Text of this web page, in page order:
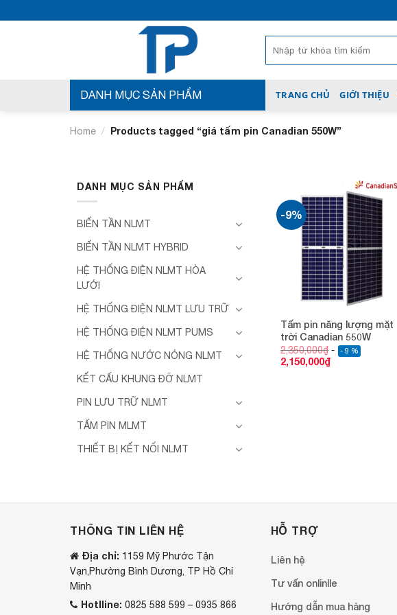
qua
for:
DANH MỤC SẢN PHẨM TRANG CHỦ GIỚI THIỆU
Home / Products tagged “giá tấm pin Canadian 550W”
DANH MỤC SẢN PHẨM
BIẾN TẦN NLMT
BIẾN TẦN NLMT HYBRID
HỆ THỐNG ĐIỆN NLMT HÒA
LƯỚI
HỆ THỐNG ĐIỆN NLMT LƯU TRỮ
HỆ THỐNG ĐIỆN NLMT PUMS
HỆ THỐNG NƯỚC NÓNG NLMT
KẾT CẤU KHUNG ĐỠ NLMT
PIN LƯU TRỮ NLMT
TẤM PIN MLMT
THIẾT BỊ KẾT NỐI NLMT
-9%
Add to
wishlist
Tấm pin năng lượng mặt
trời Canadian 550W
2,350,000₫ - 9 %
2,150,000₫
THÔNG TIN LIÊN HỆ
Địa chỉ: 1159 Mỹ Phước Tận
Vạn,Phường Bình Dương, TP Hồ Chí
Minh
Hotlline: 0825 588 599 – 0935 866
HỖ TRỢ
Liên hệ
Tư vấn onlinlle
Hướng dẫn mua hàng